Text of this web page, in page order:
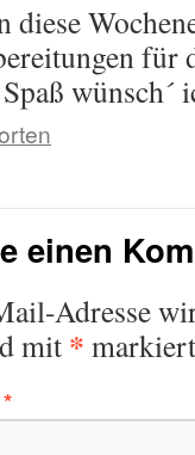
diese
für
wünsch´
einen
Adresse
mit * markiert
*